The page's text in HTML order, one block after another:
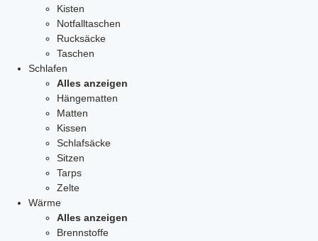
Kisten
Notfalltaschen
Rucksäcke
Taschen
Schlafen
Alles anzeigen
Hängematten
Matten
Kissen
Schlafsäcke
Sitzen
Tarps
Zelte
Wärme
Alles anzeigen
Brennstoffe